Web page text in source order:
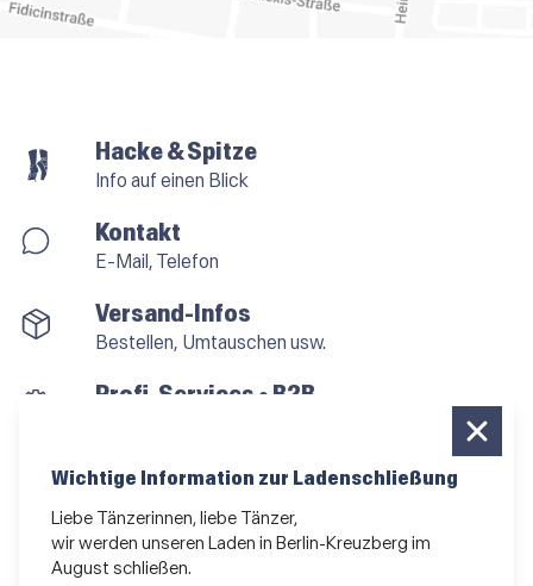
Hacke & Spitze
Info auf einen Blick
Kontakt
E-Mail, Telefon
Versand-Infos
Bestellen, Umtauschen usw.
Profi-Services • B2B
Newsletter bestellen
Das Kleingedruckte
Wichtige Information zur Ladenschließung
Liebe Tänzerinnen, liebe Tänzer,
wir werden unseren Laden in Berlin-Kreuzberg im
August schließen.